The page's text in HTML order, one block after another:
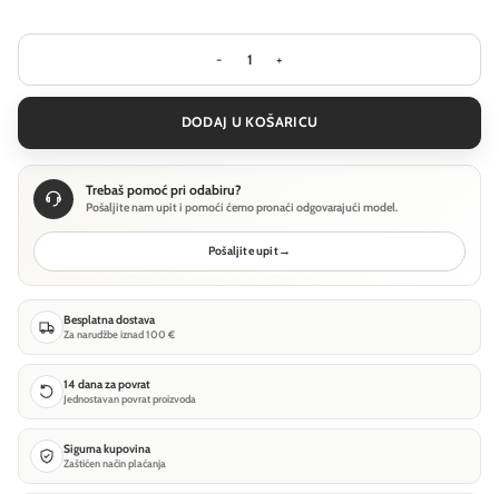
Pejzažna rasvjeta Ideal Lux
DODAJ U KOŠARICU
Trebaš pomoć pri odabiru?
Pošaljite nam upit i pomoći ćemo pronaći odgovarajući model.
Pošaljite upit→
Besplatna dostava
Za narudžbe iznad 100 €
14 dana za povrat
Jednostavan povrat proizvoda
Sigurna kupovina
Zaštićen način plaćanja